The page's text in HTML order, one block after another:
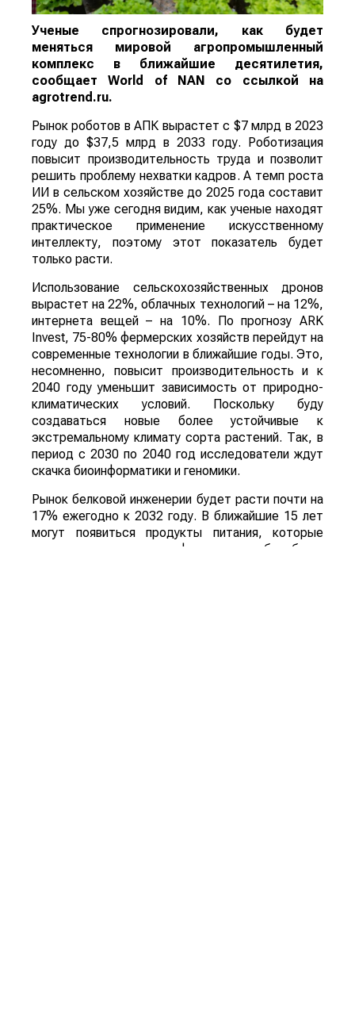
Ученые спрогнозировали, как будет
меняться мировой агропромышленный
комплекс в ближайшие десятилетия,
сообщаетWorld of NAN
со ссылкой на
agrotrend.ru.
Рынок роботов в АПК вырастет с $7 млрд в 2023
году до $37,5 млрд в 2033 году. Роботизация
повысит производительность труда и позволит
решить проблему нехватки кадров. А темп роста
ИИ в сельском хозяйстве до 2025 года составит
25%. Мы уже сегодня видим, как ученые находят
практическое применение искусственному
интеллекту, поэтому этот показатель будет
только расти.
Использование сельскохозяйственных дронов
вырастет на 22%, облачных технологий – на 12%,
интернета вещей – на 10%. По прогнозу ARK
Invest, 75-80% фермерских хозяйств перейдут на
современные технологии в ближайшие годы. Это,
несомненно, повысит производительность и к
2040 году уменьшит зависимость от природно-
климатических условий. Поскольку буду
создаваться новые более устойчивые к
экстремальному климату сорта растений. Так, в
период с 2030 по 2040 год исследователи ждут
скачка биоинформатики и геномики.
Рынок белковой инженерии будет расти почти на
17% ежегодно к 2032 году. В ближайшие 15 лет
могут появиться продукты питания, которые
предназначены для профилактики и борьбы с